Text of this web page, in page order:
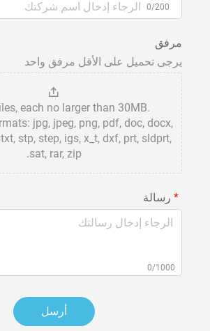
0/200
مرفق
يرجى تحميل على الأقل مرفق واحد
each no larger than 30MB.
jpg, jpeg, png, pdf, doc, docx,
stp, step, igs, x_t, dxf, prt, sldprt,
sat, rar, zip.
رسالة
0/1000
أرسل